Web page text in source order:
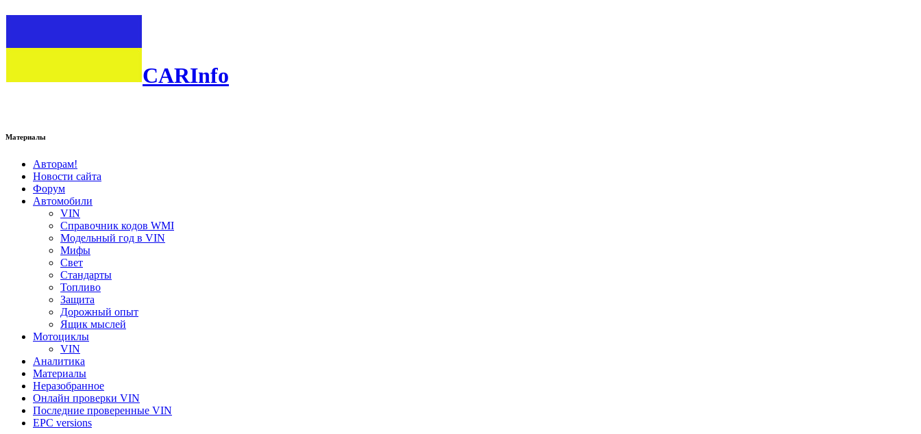
CARInfo
Материалы
Авторам!
Новости сайта
Форум
Автомобили
VIN
Справочник кодов WMI
Модельный год в VIN
Мифы
Свет
Стандарты
Топливо
Защита
Дорожный опыт
Ящик мыслей
Мотоциклы
VIN
Аналитика
Материалы
Неразобранное
Онлайн проверки VIN
Последние проверенные VIN
EPC versions